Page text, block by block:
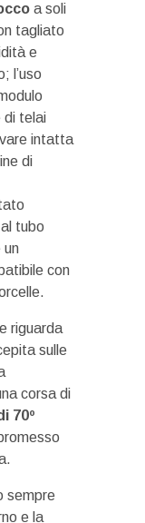
a soli
tagliato
e
l’uso
di telai
intatta
di
tubo
un
con
riguarda
sulle
corsa di
70º
sempre
e la